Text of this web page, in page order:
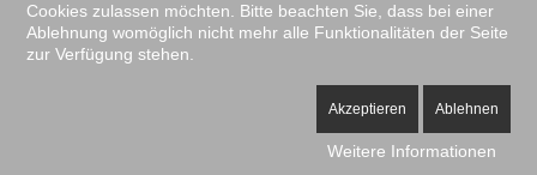
Cookies zulassen möchten. Bitte beachten Sie, dass bei einer
Ablehnung womöglich nicht mehr alle Funktionalitäten der Seite
zur Verfügung stehen.
Akzeptieren Ablehnen
Weitere Informationen